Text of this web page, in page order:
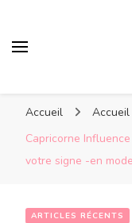
Accueil Accueil
Capricorne
votre signe -en
ARTICLES RÉCENTS